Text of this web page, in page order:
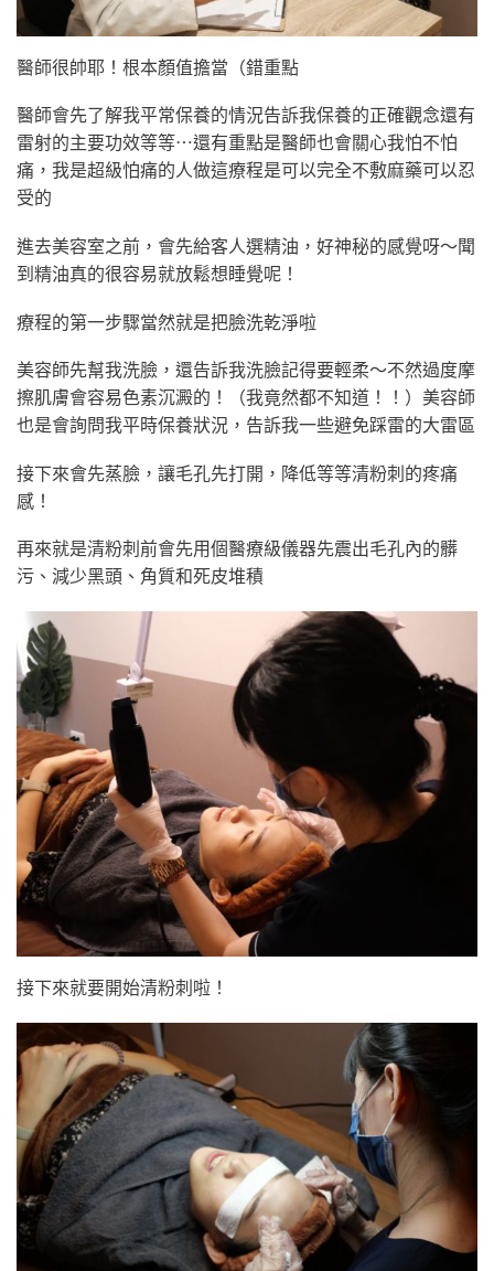
醫師很帥耶！根本顏值擔當（錯重點
醫師會先了解我平常保養的情況告訴我保養的正確觀念還有
雷射的主要功效等等⋯還有重點是醫師也會關心我怕不怕
痛，我是超級怕痛的人做這療程是可以完全不敷麻藥可以忍
受的
進去美容室之前，會先給客人選精油，好神秘的感覺呀～聞
到精油真的很容易就放鬆想睡覺呢！
療程的第一步驟當然就是把臉洗乾淨啦
美容師先幫我洗臉，還告訴我洗臉記得要輕柔～不然過度摩
擦肌膚會容易色素沉澱的！（我竟然都不知道！！）美容師
也是會詢問我平時保養狀況，告訴我一些避免踩雷的大雷區
接下來會先蒸臉，讓毛孔先打開，降低等等清粉刺的疼痛
感！
再來就是清粉刺前會先用個醫療級儀器先震出毛孔內的髒
污、減少黑頭、角質和死皮堆積
接下來就要開始清粉刺啦！